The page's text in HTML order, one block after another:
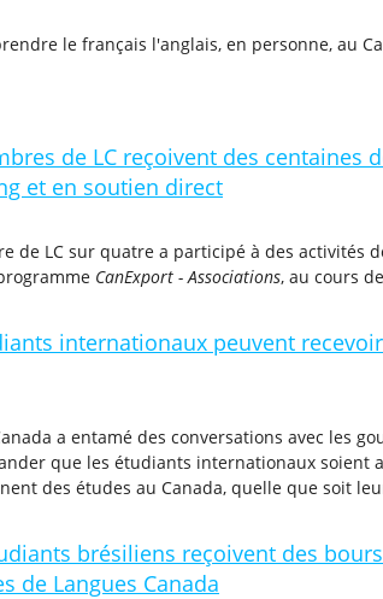
le français l'anglais, en personne, au
de LC reçoivent des
et en soutien direct
de LC sur quatre a participé à des activités
CanExport - Associations, au cours
internationaux peuvent
a entamé des conversations avec les
que les étudiants internationaux soient
des études au Canada, quelle que soit
brésiliens reçoivent des
de Langues Canada